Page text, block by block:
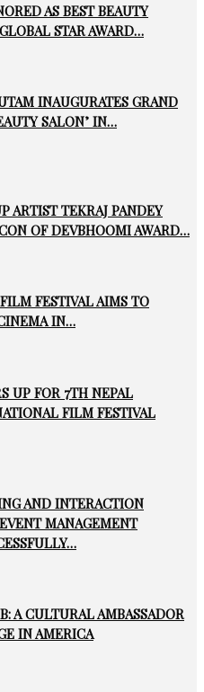
AS BEST BEAUTY
STAR AWARD…
INAUGURATES GRAND
SALON’ IN…
ARTIST TEKRAJ PANDEY
OF DEVBHOOMI AWARD…
FESTIVAL AIMS TO
IN…
UP FOR 7TH NEPAL
FILM FESTIVAL
AND INTERACTION
MANAGEMENT
A CULTURAL AMBASSADOR
IN AMERICA